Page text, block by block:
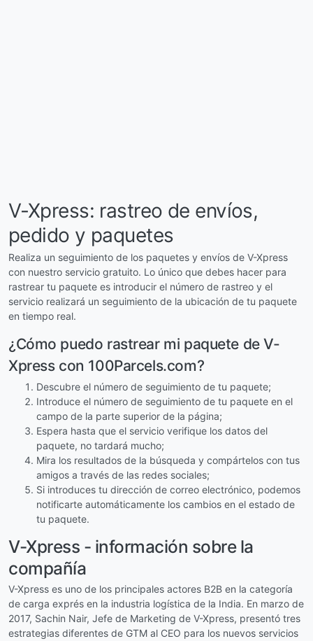
V-Xpress: rastreo de envíos,
pedido y paquetes
Realiza un seguimiento de los paquetes y envíos de V-Xpress
con nuestro servicio gratuito. Lo único que debes hacer para
rastrear tu paquete es introducir el número de rastreo y el
servicio realizará un seguimiento de la ubicación de tu paquete
en tiempo real.
¿Cómo puedo rastrear mi paquete de V-
Xpress con 100Parcels.com?
Descubre el número de seguimiento de tu paquete;
Introduce el número de seguimiento de tu paquete en el
campo de la parte superior de la página;
Espera hasta que el servicio verifique los datos del
paquete, no tardará mucho;
Mira los resultados de la búsqueda y compártelos con tus
amigos a través de las redes sociales;
Si introduces tu dirección de correo electrónico, podemos
notificarte automáticamente los cambios en el estado de
tu paquete.
V-Xpress - información sobre la
compañía
V-Xpress es uno de los principales actores B2B en la categoría
de carga exprés en la industria logística de la India. En marzo de
2017, Sachin Nair, Jefe de Marketing de V-Xpress, presentó tres
estrategias diferentes de GTM al CEO para los nuevos servicios